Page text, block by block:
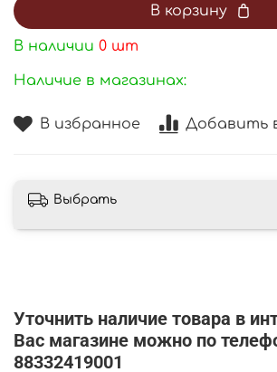
В избранное Добавить
В корзину
В наличии 0 шт
Наличие в магазинах:
Выбрать
Уточнить наличие товара в
Вас магазине можно по
88332419001